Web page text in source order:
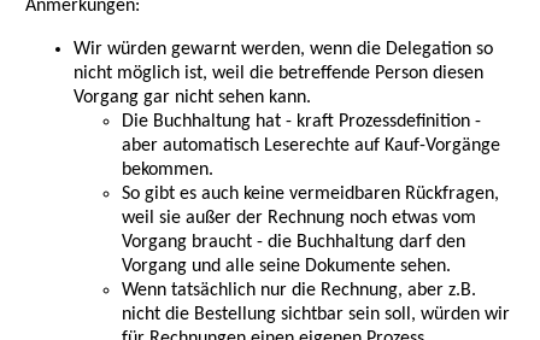
Anmerkungen:
Wir würden gewarnt werden, wenn die Delegation so
nicht möglich ist, weil die betreffende Person diesen
Vorgang gar nicht sehen kann.
Die Buchhaltung hat - kraft Prozessdefinition -
aber automatisch Leserechte auf Kauf-Vorgänge
bekommen.
So gibt es auch keine vermeidbaren Rückfragen,
weil sie außer der Rechnung noch etwas vom
Vorgang braucht - die Buchhaltung darf den
Vorgang und alle seine Dokumente sehen.
Wenn tatsächlich nur die Rechnung, aber z.B.
nicht die Bestellung sichtbar sein soll, würden wir